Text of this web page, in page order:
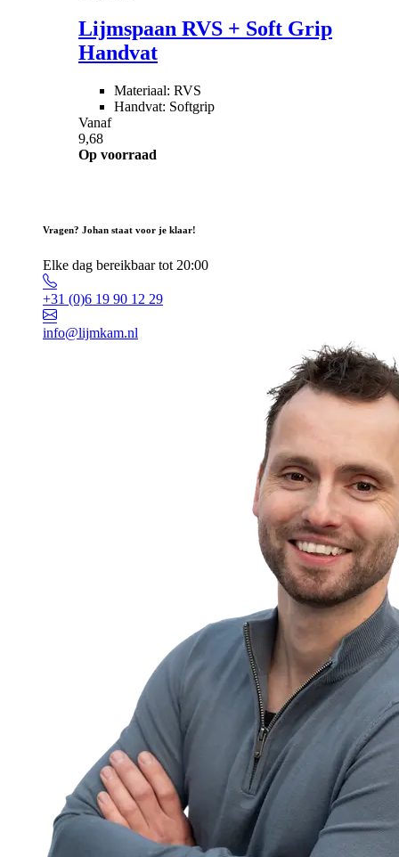
Lijmspaan RVS + Soft Grip
Handvat
Materiaal: RVS
Handvat: Softgrip
Vanaf
9,68
Op voorraad
Vragen? Johan staat voor je klaar!
Elke dag bereikbaar tot 20:00
+31 (0)6 19 90 12 29
info@lijmkam.nl